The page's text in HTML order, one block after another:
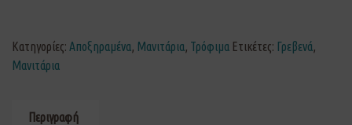
Κατηγορίες: Αποξηραμένα, Μανιτάρια, Τρόφιμα Ετικέτες: Γρεβενά,
Μανιτάρια
Περιγραφή